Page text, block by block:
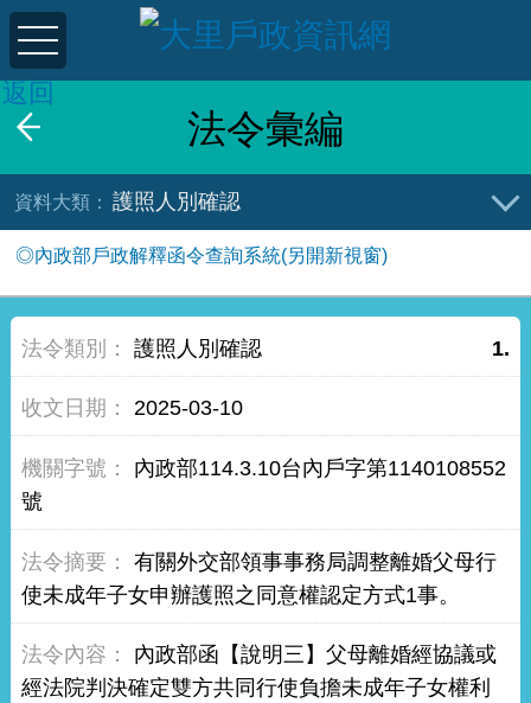
法令彙編
返回
護照人別確認
◎內政部戶政解釋函令查詢系統(另開新視窗)
1.
護照人別確認
2025-03-10
內政部114.3.10台內戶字第1140108552
號
有關外交部領事事務局調整離婚父母行
使未成年子女申辦護照之同意權認定方式1事。
內政部函【說明三】父母離婚經協議或
經法院判決確定雙方共同行使負擔未成年子女權利